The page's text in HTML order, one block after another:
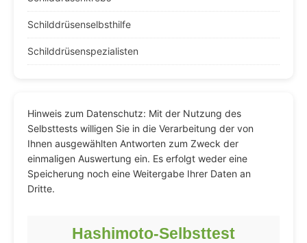
Schilddrüsenselbsthilfe
Schilddrüsenspezialisten
Hinweis zum Datenschutz: Mit der Nutzung des
Selbsttests willigen Sie in die Verarbeitung der von
Ihnen ausgewählten Antworten zum Zweck der
einmaligen Auswertung ein. Es erfolgt weder eine
Speicherung noch eine Weitergabe Ihrer Daten an
Dritte.
Hashimoto-Selbsttest